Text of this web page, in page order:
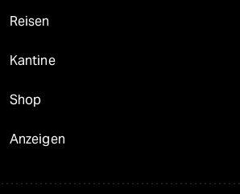
Reisen
Kantine
Shop
Anzeigen